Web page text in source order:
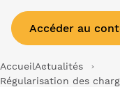
Accéder au
AccueilActualités
Régularisation des